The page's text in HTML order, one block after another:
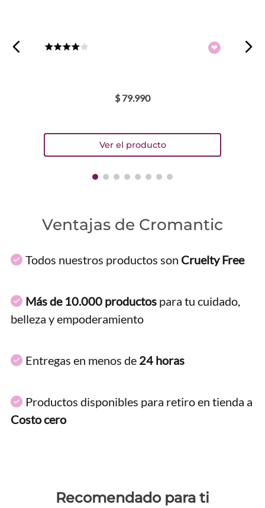
$ 79.990
Ventajas de Cromantic
Todos nuestros productos son Cruelty Free
Más de 10.000 productos para tu cuidado,
belleza y empoderamiento
Entregas en menos de 24 horas
Productos disponibles para retiro en tienda a
Costo cero
Recomendado para ti